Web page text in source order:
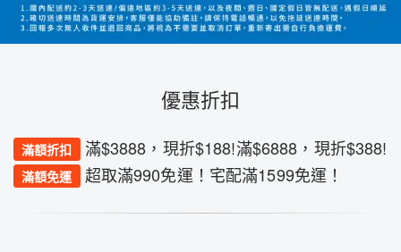
優惠折扣
滿額折扣 滿$3888，現折$188!滿$6888，現折$388!
滿額免運 超取滿990免運！宅配滿1599免運！